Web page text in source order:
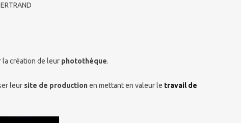
la création de leur photothèque.
leur site de production en mettant en valeur le travail de